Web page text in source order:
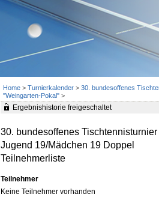
Home > Turnierkalender > 30. bundesoffenes
"Weingarten-Pokal" >
Ergebnishistorie freigeschaltet
30. bundesoffenes
Jugend 19/Mädchen 19 Doppel
Teilnehmerliste
Teilnehmer
Keine Teilnehmer vorhanden